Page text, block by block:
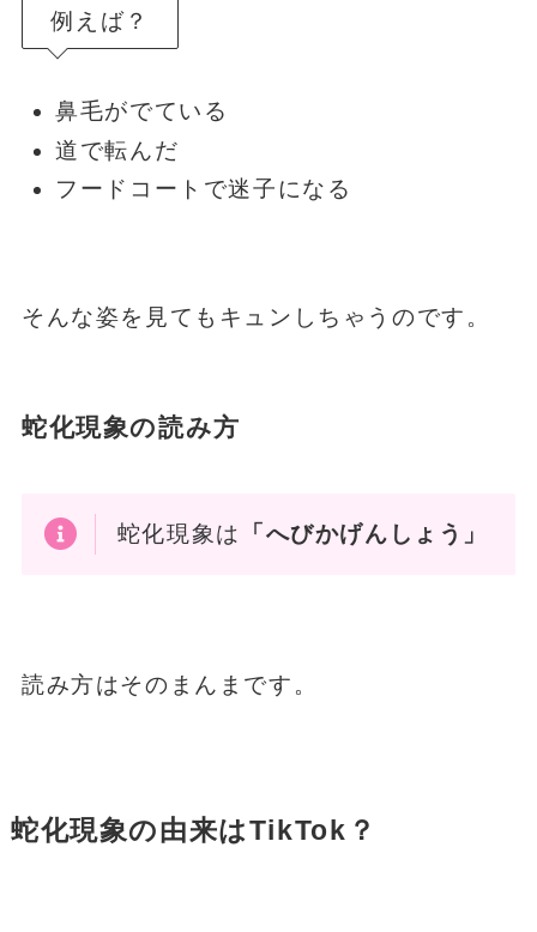
例えば？
鼻毛がでている
道で転んだ
フードコートで迷子になる
そんな姿を見てもキュンしちゃうのです。
蛇化現象の読み方
蛇化現象は 「へびかげんしょう」
読み方はそのまんまです。
蛇化現象の由来はTikTok？